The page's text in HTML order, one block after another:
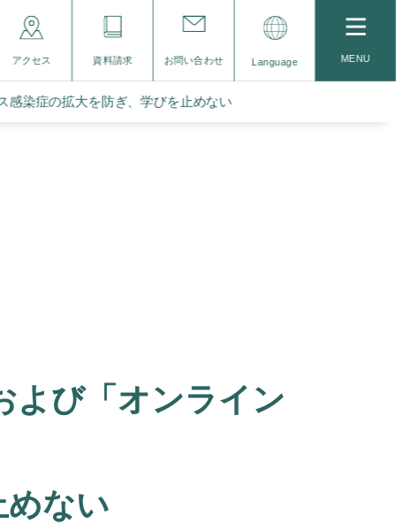
アクセス 資料請求 お問い合わせ Language MENU
感染症の拡大を防ぎ、学びを止めない
よび「オンライン
めない